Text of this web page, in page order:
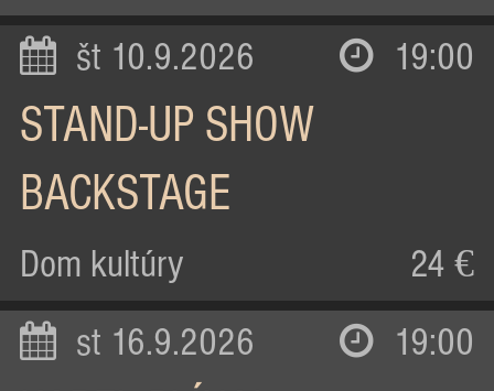
št 10.9.2026 19:00
STAND-UP SHOW
BACKSTAGE
Dom kultúry 24 €
st 16.9.2026 19:00